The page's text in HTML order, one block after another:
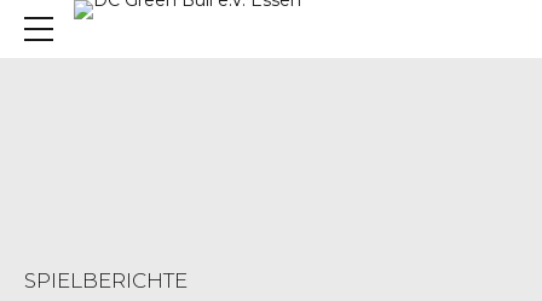
SPIELBERICHTE